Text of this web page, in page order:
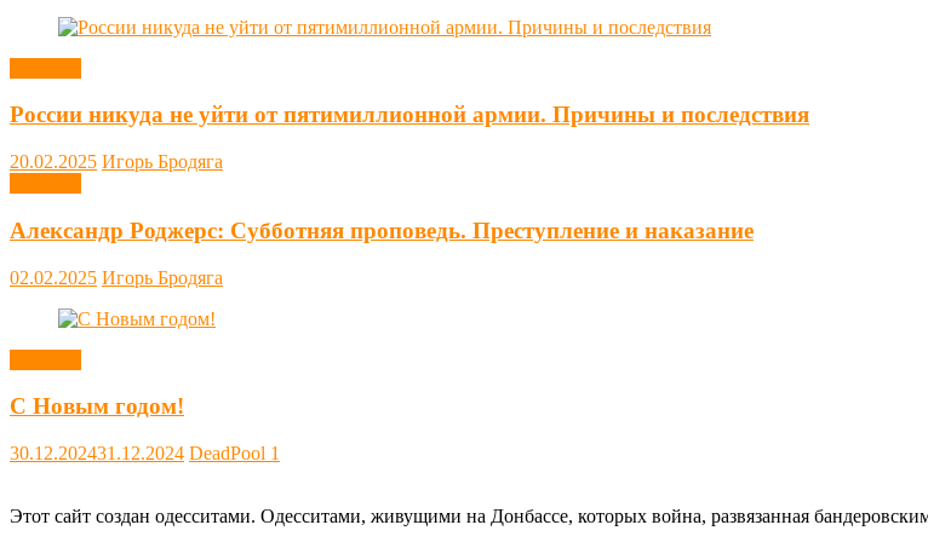
России никуда не уйти от пятимиллионной армии. Причины и последствия
20.02.2025 Игорь Бродяга
Александр Роджерс: Субботняя проповедь. Преступление и наказание
02.02.2025 Игорь Бродяга
С Новым годом!
30.12.202431.12.2024 DeadPool 1
Этот сайт создан одесситами. Одесситами, живущими на Донбассе, которых война, развязанная